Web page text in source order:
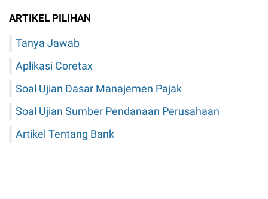
ARTIKEL PILIHAN
Tanya Jawab
Aplikasi Coretax
Soal Ujian Dasar Manajemen Pajak
Soal Ujian Sumber Pendanaan Perusahaan
Artikel Tentang Bank